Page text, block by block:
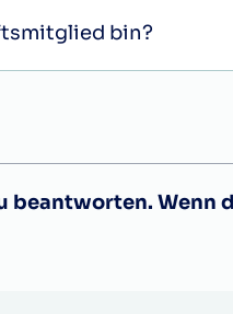
bin?
beantworten.